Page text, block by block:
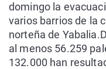
domingo la
varios barrios de la
norteña de
al menos 56.259
132.000 han